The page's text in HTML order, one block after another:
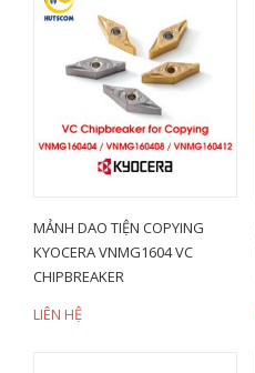
MẢNH DAO TIỆN COPYING
KYOCERA VNMG1604 VC
CHIPBREAKER
LIÊN HỆ